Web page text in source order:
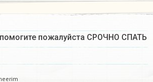
пожалуйста СРОЧНО СПАТЬ